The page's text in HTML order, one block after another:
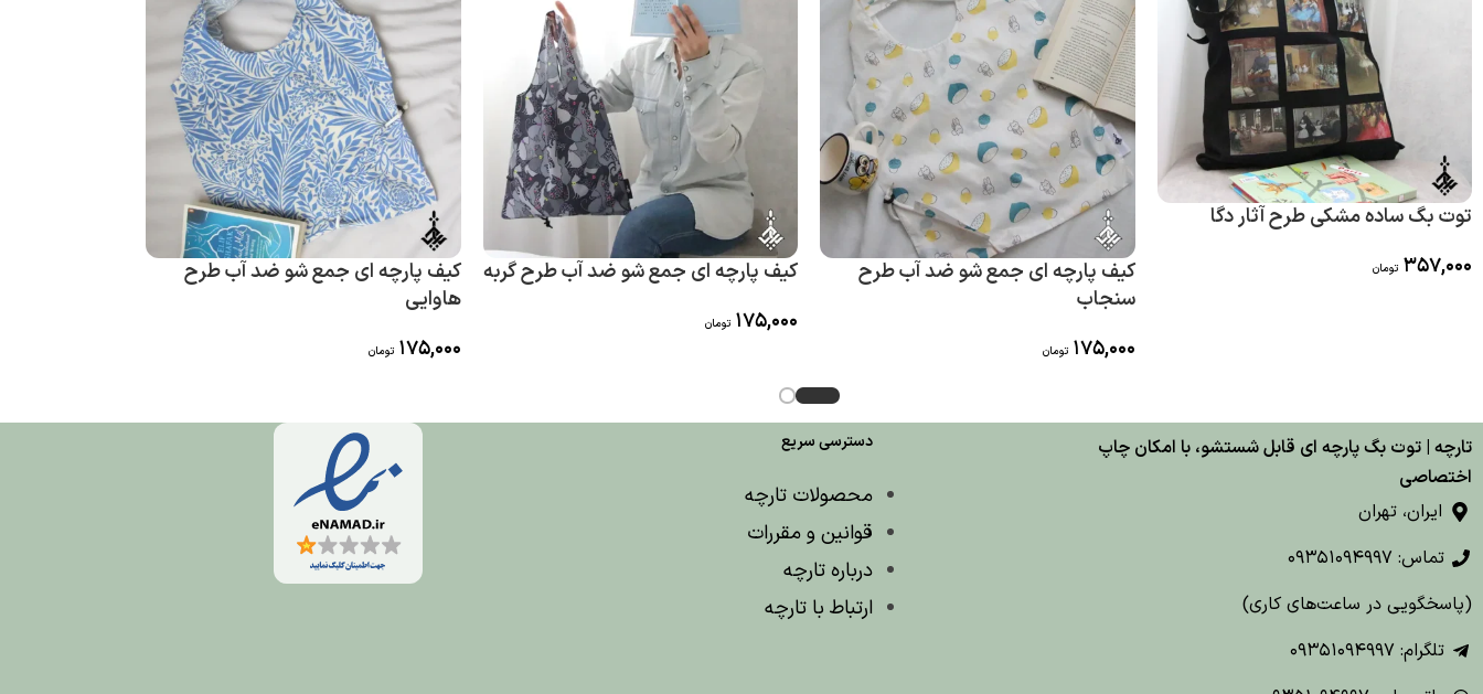
توت بگ ساده مشکی طرح آثار دگا
357,000 تومان
کیف پارچه ای جمع شو ضد آب طرح
سنجاب
175,000 تومان
کیف پارچه ای جمع شو ضد آب طرح گربه
175,000 تومان
کیف پارچه ای جمع شو ضد آب طرح
هاوایی
175,000 تومان
تارچه | توت بگ پارچه ای قابل شستشو، با امکان چاپ
اختصاصی
ایران، تهران
تماس: 09351094997
(پاسخگویی در ساعت‌های کاری)
تلگرام: 09351094997
دسترسی سریع
محصولات تارچه
قوانین و مقررات
درباره تارچه
ارتباط با تارچه